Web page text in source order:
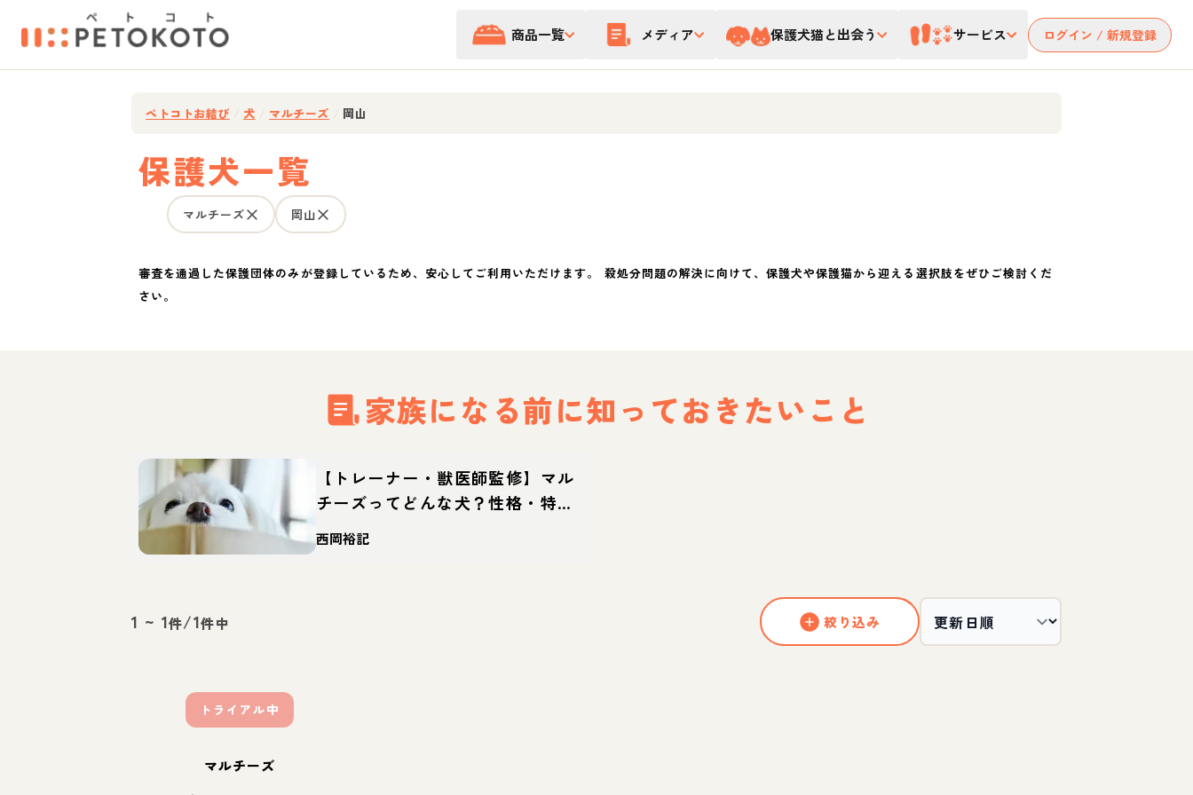
商品一覧 メディア 保護犬猫と出会う サービス ログイン / 新規登録
ペトコトお結び 犬 マルチーズ 岡山
保護犬一覧
マルチーズ 岡山
審査を通過した保護団体のみが登録しているため、安心してご利用いただけます。 殺処分問題の解決に向けて、保護犬や保護猫から迎える選択肢をぜひご検討くだ
さい。
家族になる前に知っておきたいこと
【トレーナー・獣医師監修】マル
チーズってどんな犬？性格・特
徴・育て方・迎え方
西岡裕記
1 ~ 1件/1件中 絞り込み
トライアル中
マルチーズ